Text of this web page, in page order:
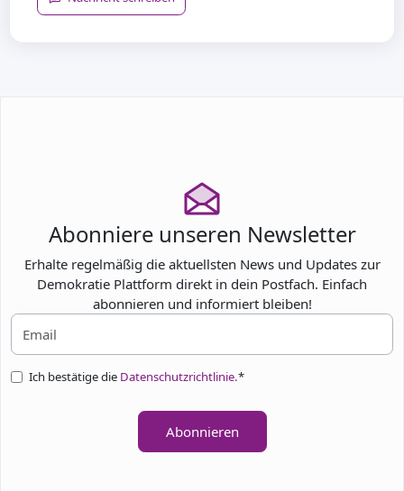
Abonniere unseren Newsletter
Erhalte regelmäßig die aktuellsten News und Updates zur
Demokratie Plattform direkt in dein Postfach. Einfach
abonnieren und informiert bleiben!
Ich bestätige die Datenschutzrichtlinie.*
Abonnieren